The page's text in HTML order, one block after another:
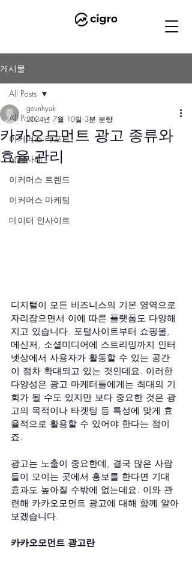
게시물
All Posts
이커머스 레포트
성공사례
이커머스 트렌드
이커머스 마케팅
데이터 인사이트
All Posts
카카오모먼트 광고 종류와
효율 관리
geunhyuk
2024년 7월 10일 3분 분량
디지털이 모든 비즈니스의 기본 영역으로
자리잡으면서 이에 따른 플랫폼도 다양해
지고 있습니다. 포털사이트부터 쇼핑몰,
메신저, 소셜미디어에 스트리밍까지 인터
넷상에서 사용자가 활동할 수 있는 공간
이 점차 확대되고 있는 것인데요. 이러한
다양성은 광고 마케터들에게는 최대의 기
회가 될 수도 있지만 보다 중요한 것은 광
고의 목적이나 타겟팅 등 특성에 맞게 효
율적으로 활용할 수 있어야 한다는 점이
죠.
광고는 노출이 중요한데, 결국 많은 사람
들이 모이는 곳에서 홍보를 한다면 기대
효과도 높아질 수밖에 없는데요. 이와 관
련해 카카오모먼트 광고에 대해 함께 알아
보겠습니다.
카카오모먼트 광고란